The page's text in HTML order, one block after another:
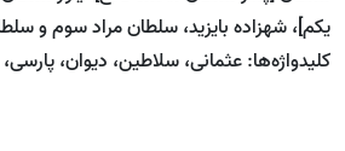
یکم]، شهزاده بایزید، سلطان مراد سوم و
کلیدواژه‌ها: عثمانی، سلاطین، دیوان،